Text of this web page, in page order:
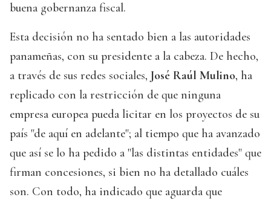
buena gobernanza fiscal.
Esta decisión no ha sentado bien a las autoridades
panameñas, con su presidente a la cabeza. De hecho,
a través de sus redes sociales, José Raúl Mulino, ha
replicado con la restricción de que ninguna
empresa europea pueda licitar en los proyectos de su
país "de aquí en adelante"; al tiempo que ha avanzado
que así se lo ha pedido a "las distintas entidades" que
firman concesiones, si bien no ha detallado cuáles
son. Con todo, ha indicado que aguarda que